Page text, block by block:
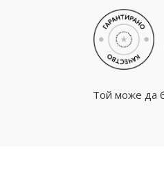
Той може да